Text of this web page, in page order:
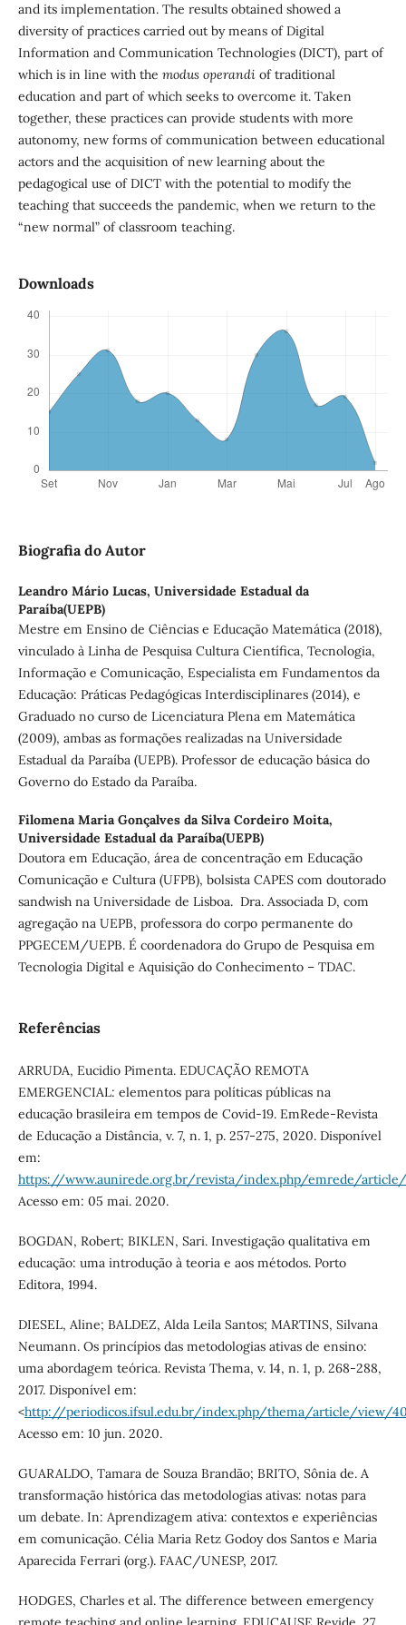
and its implementation. The results obtained showed a
diversity of practices carried out by means of Digital
Information and Communication Technologies (DICT), part of
which is in line with the modus operandi of traditional
education and part of which seeks to overcome it. Taken
together, these practices can provide students with more
autonomy, new forms of communication between educational
actors and the acquisition of new learning about the
pedagogical use of DICT with the potential to modify the
teaching that succeeds the pandemic, when we return to the
“new normal” of classroom teaching.
Downloads
Biografia do Autor
Leandro Mário Lucas, Universidade Estadual da
Paraíba(UEPB)
Mestre em Ensino de Ciências e Educação Matemática (2018),
vinculado à Linha de Pesquisa Cultura Científica, Tecnologia,
Informação e Comunicação, Especialista em Fundamentos da
Educação: Práticas Pedagógicas Interdisciplinares (2014), e
Graduado no curso de Licenciatura Plena em Matemática
(2009), ambas as formações realizadas na Universidade
Estadual da Paraíba (UEPB). Professor de educação básica do
Governo do Estado da Paraíba.
Filomena Maria Gonçalves da Silva Cordeiro Moita,
Universidade Estadual da Paraíba(UEPB)
Doutora em Educação, área de concentração em Educação
Comunicação e Cultura (UFPB), bolsista CAPES com doutorado
sandwish na Universidade de Lisboa. Dra. Associada D, com
agregação na UEPB, professora do corpo permanente do
PPGECEM/UEPB. É coordenadora do Grupo de Pesquisa em
Tecnologia Digital e Aquisição do Conhecimento – TDAC.
Referências
ARRUDA, Eucidio Pimenta. EDUCAÇÃO REMOTA
EMERGENCIAL: elementos para políticas públicas na
educação brasileira em tempos de Covid-19. EmRede-Revista
de Educação a Distância, v. 7, n. 1, p. 257-275, 2020. Disponível
em:
https://www.aunirede.org.br/revista/index.php/emrede/
Acesso em: 05 mai. 2020.
BOGDAN, Robert; BIKLEN, Sari. Investigação qualitativa em
educação: uma introdução à teoria e aos métodos. Porto
Editora, 1994.
DIESEL, Aline; BALDEZ, Alda Leila Santos; MARTINS, Silvana
Neumann. Os princípios das metodologias ativas de ensino:
uma abordagem teórica. Revista Thema, v. 14, n. 1, p. 268-288,
2017. Disponível em:
<http://periodicos.ifsul.edu.br/index.php/thema/article/view/
Acesso em: 10 jun. 2020.
GUARALDO, Tamara de Souza Brandão; BRITO, Sônia de. A
transformação histórica das metodologias ativas: notas para
um debate. In: Aprendizagem ativa: contextos e experiências
em comunicação. Célia Maria Retz Godoy dos Santos e Maria
Aparecida Ferrari (org.). FAAC/UNESP, 2017.
HODGES, Charles et al. The difference between emergency